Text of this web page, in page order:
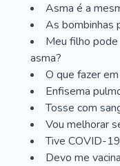
Asma é a
As bombinhas
Meu filho
asma?
O que fazer
Enfisema
Tosse com
Vou melhorar
Tive COVID-
Devo me